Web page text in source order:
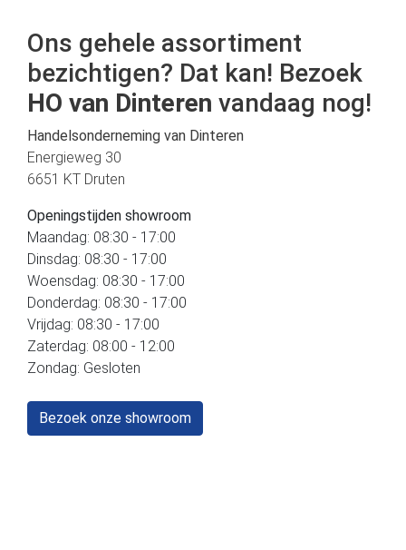
Ons gehele assortiment
bezichtigen? Dat kan! Bezoek
HO van Dinteren vandaag nog!
Handelsonderneming van Dinteren
Energieweg 30
6651 KT Druten
Openingstijden showroom
Maandag: 08:30 - 17:00
Dinsdag: 08:30 - 17:00
Woensdag: 08:30 - 17:00
Donderdag: 08:30 - 17:00
Vrijdag: 08:30 - 17:00
Zaterdag: 08:00 - 12:00
Zondag: Gesloten
Bezoek onze showroom